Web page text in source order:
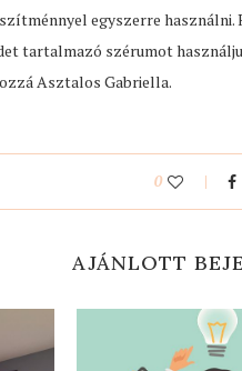
egyszerre
tartalmazó szérumot
Asztalos Gabriella.
0
AJÁNLOTT